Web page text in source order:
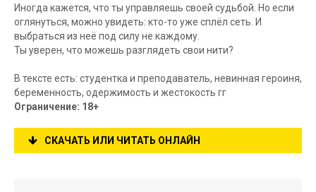
Иногда кажется, что ты управляешь своей судьбой. Но если
оглянуться, можно увидеть: кто-то уже сплёл сеть. И
выбраться из неё под силу не каждому.
Ты уверен, что можешь разглядеть свои нити?
В тексте есть: студентка и преподаватель, невинная героиня,
беременность, одержимость и жестокость гг
Ограничение: 18+
СКАЧАТЬ ИЛИ ЧИТАТЬ ОНЛАЙН